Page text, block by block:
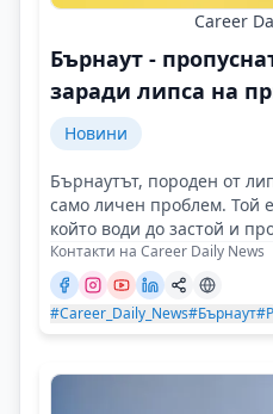
Career
Бърнаут -
заради липса на
Новини
Бърнаутът, породен от
само личен проблем. Той
който води до застой и
Контакти на Career Daily News
#Career_Daily_News#Бърнаут